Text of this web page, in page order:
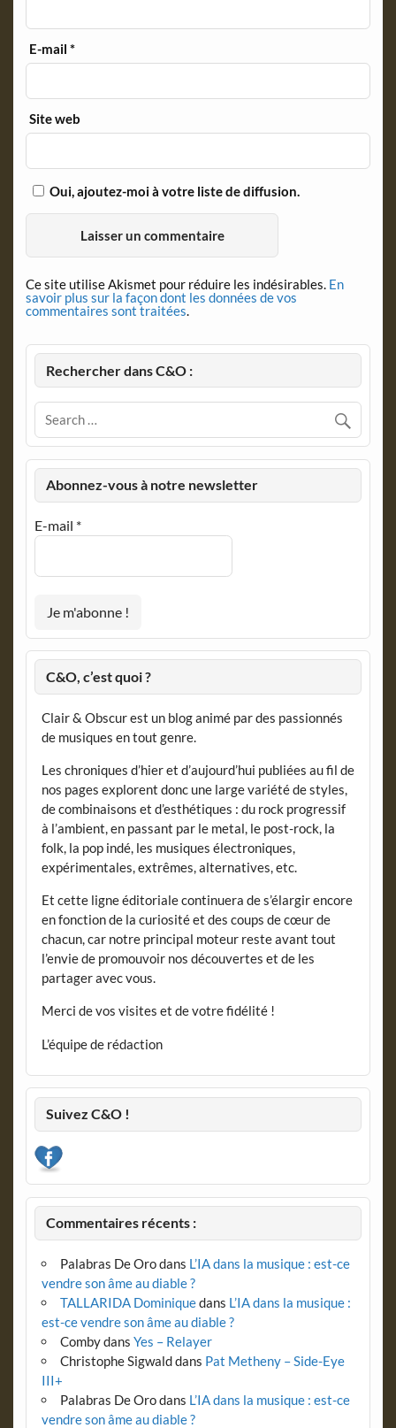
E-mail*
Site web
Oui, ajoutez-moi à votre liste de diffusion.
Ce site utilise Akismet pour réduire les indésirables. En
savoir plus sur la façon dont les données de vos
commentaires sont traitées.
Rechercher dans C&O :
Abonnez-vous à notre newsletter
E-mail *
C&O, c’est quoi ?
Clair & Obscur est un blog animé par des passionnés
de musiques en tout genre.
Les chroniques d’hier et d’aujourd’hui publiées au fil de
nos pages explorent donc une large variété de styles,
de combinaisons et d’esthétiques : du rock progressif
à l’ambient, en passant par le metal, le post-rock, la
folk, la pop indé, les musiques électroniques,
expérimentales, extrêmes, alternatives, etc.
Et cette ligne éditoriale continuera de s’élargir encore
en fonction de la curiosité et des coups de cœur de
chacun, car notre principal moteur reste avant tout
l’envie de promouvoir nos découvertes et de les
partager avec vous.
Merci de vos visites et de votre fidélité !
L’équipe de rédaction
Suivez C&O !
Commentaires récents :
Palabras De Orodans L’IA dans la musique : est-ce
vendre son âme au diable ?
TALLARIDA Dominiquedans L’IA dans la musique :
est-ce vendre son âme au diable ?
Combydans Yes – Relayer
Christophe Sigwalddans Pat Metheny – Side-Eye
III+
Palabras De Orodans L’IA dans la musique : est-ce
vendre son âme au diable ?